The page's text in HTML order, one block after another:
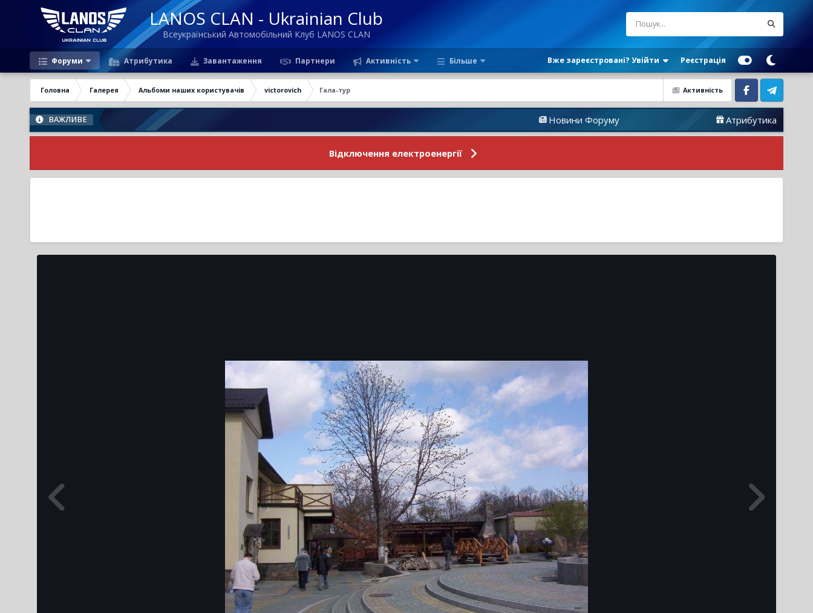
LANOS CLAN - Ukrainian Club
Всеукраїнський Автомобільний Клуб LANOS CLAN
Форуми Атрибутика Завантаження Партнери Активність Більше Вже зареєстровані? Увійти Реєстрація
Активність
Головна Галерея Альбоми наших користувачів victorovich Гала-тур
Facebook Telegram
ВАЖЛИВЕ Новини Форуму Атрибутика
Відключення електроенергії